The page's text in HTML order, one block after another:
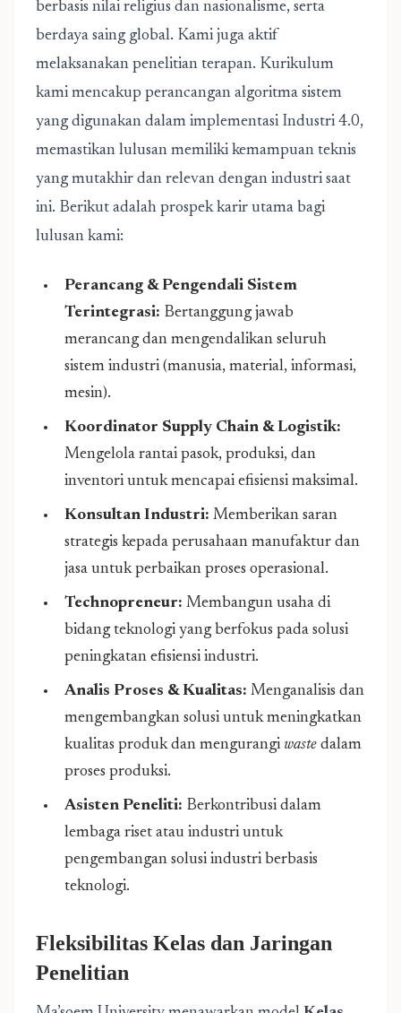
berbasis nilai religius dan nasionalisme, serta
berdaya saing global. Kami juga aktif
melaksanakan penelitian terapan. Kurikulum
kami mencakup perancangan algoritma sistem
yang digunakan dalam implementasi Industri 4.0,
memastikan lulusan memiliki kemampuan teknis
yang mutakhir dan relevan dengan industri saat
ini. Berikut adalah prospek karir utama bagi
lulusan kami:
Perancang & Pengendali Sistem
Terintegrasi: Bertanggung jawab
merancang dan mengendalikan seluruh
sistem industri (manusia, material, informasi,
mesin).
Koordinator Supply Chain & Logistik:
Mengelola rantai pasok, produksi, dan
inventori untuk mencapai efisiensi maksimal.
Konsultan Industri: Memberikan saran
strategis kepada perusahaan manufaktur dan
jasa untuk perbaikan proses operasional.
Technopreneur: Membangun usaha di
bidang teknologi yang berfokus pada solusi
peningkatan efisiensi industri.
Analis Proses & Kualitas: Menganalisis dan
mengembangkan solusi untuk meningkatkan
kualitas produk dan mengurangi waste dalam
proses produksi.
Asisten Peneliti: Berkontribusi dalam
lembaga riset atau industri untuk
pengembangan solusi industri berbasis
teknologi.
Fleksibilitas Kelas dan Jaringan
Penelitian